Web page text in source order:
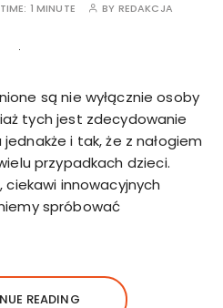
1 MINUTE BY REDAKCJA
są nie wyłącznie osoby
tych jest zdecydowanie
jednakże i tak, że z nałogiem
przypadkach dzieci.
ciekawi innowacyjnych
spróbować
READING